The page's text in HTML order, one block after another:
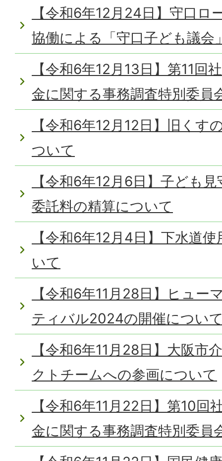
【令和6年12月24日】守口
協働による「守口子ども議会
【令和6年12月13日】第11回
金に関する事務調査特別委員
【令和6年12月12日】旧くす
ついて
【令和6年12月6日】子ども
委託料の精算について
【令和6年12月4日】下水道
いて
【令和6年11月28日】ヒュー
ティバル2024の開催につい
【令和6年11月28日】大阪市
クトチームへの参画について
【令和6年11月22日】第10回
金に関する事務調査特別委員